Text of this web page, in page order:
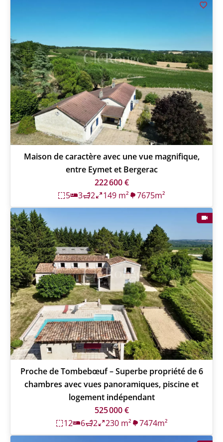
Maison de caractère avec une vue magnifique,
entre Eymet et Bergerac
222 600 €
5
3 2 149 m² 7675m²
Proche de Tombebœuf – Superbe propriété de 6
chambres avec vues panoramiques, piscine et
logement indépendant
525 000 €
12
6 2 230 m² 7474m²